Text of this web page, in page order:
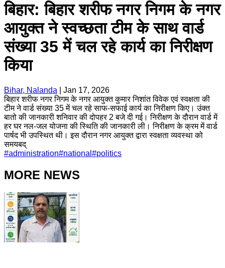
बिहार: बिहार शरीफ नगर निगम के नगर
आयुक्त ने स्वच्छता टीम के साथ वार्ड
संख्या 35 में चल रहे कार्य का निरीक्षण
किया
Bihar, Nalanda
Jan 17, 2026
बिहार शरीफ नगर निगम के नगर आयुक्त कुमार निशांत विवेक एवं स्वक्षता की
टीम ने वार्ड संख्या 35 में चल रहे साफ-सफाई कार्य का निरीक्षण किए। उंक्त
बातो की जानकारी शनिवार की दोपहर 2 बजे दी गई। निरीक्षण के दौरान वार्ड में
हर घर नल-जल योजना की स्थिति की जानकारी ली। निरीक्षण के क्रम में वार्ड
पार्षद भी उपस्थित थी। इस दौरान नगर आयुक्त द्वारा स्वक्षता व्यवस्था को
समयबद्
#administration#national #politics
MORE NEWS